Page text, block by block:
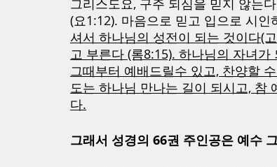
그리스도요, 구주 되심을 믿지 않는
(요1:12). 마음으로 믿고 입으로 시인
셔서 하나님의 성전이 되는 것이다(
고 부른다 (롬8:15). 하나님의 자녀
그때부터 예배드릴수 있고, 찬양할
도는 하나님 만나는 길이 되시고, 참
다.
그래서 성경의 66권 주인공은 예수